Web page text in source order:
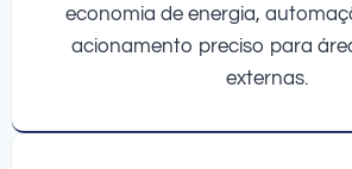
economia de energia,
acionamento preciso para
externas.